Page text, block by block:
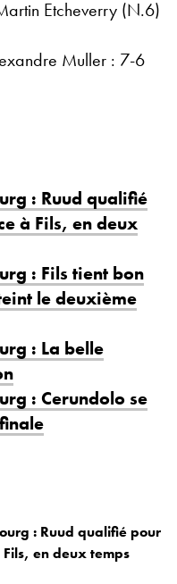
Etcheverry (N.6)
Muller : 7-6
: Ruud qualifié
à Fils, en deux
: Fils tient bon
le deuxième
: La belle
: Cerundolo se
: Ruud qualifié pour
en deux temps